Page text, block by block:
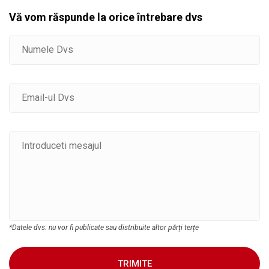
Vă vom răspunde la orice întrebare dvs
*Datele dvs. nu vor fi publicate sau distribuite altor părți terțe
TRIMITE